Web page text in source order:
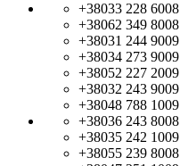
+38033 228 6008
+38062 349 8008
+38031 244 9009
+38034 273 9009
+38052 227 2009
+38032 243 9009
+38048 788 1009
+38036 243 8008
+38035 242 1009
+38055 239 8008